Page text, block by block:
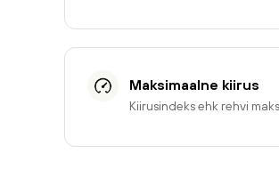
Maksimaalne kiirus
Kiirusindeks ehk rehvi